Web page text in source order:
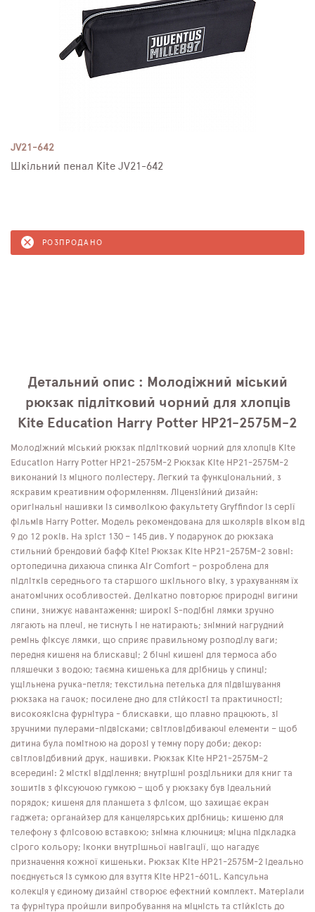
JV21-642
Шкільний пенал Kite JV21-642
РОЗПРОДАНО
Детальний опис : Молодіжний міський
рюкзак підлітковий чорний для хлопців
Kite Education Harry Potter HP21-2575M-2
Молодіжний міський рюкзак підлітковий чорний для хлопців Kite
Education Harry Potter HP21-2575M-2 Рюкзак Kite HP21-2575M-2
виконаний із міцного поліестеру. Легкий та функціональний, з
яскравим креативним оформленням. Ліцензійний дизайн:
оригінальні нашивки із символікою факультету Gryffindor із серії
фільмів Harry Potter. Модель рекомендована для школярів віком від
9 до 12 років. На зріст 130 – 145 див. У подарунок до рюкзака
стильний брендовий бафф Kite! Рюкзак Kite HP21-2575M-2 зовні:
ортопедична дихаюча спинка Air Comfort – розроблена для
підлітків середнього та старшого шкільного віку, з урахуванням їх
анатомічних особливостей. Делікатно повторює природні вигини
спини, знижує навантаження; широкі S-подібні лямки зручно
лягають на плечі, не тиснуть і не натирають; знімний нагрудний
ремінь фіксує лямки, що сприяє правильному розподілу ваги;
передня кишеня на блискавці; 2 бічні кишені для термоса або
пляшечки з водою; таємна кишенька для дрібниць у спинці;
ущільнена ручка-петля; текстильна петелька для підвішування
рюкзака на гачок; посилене дно для стійкості та практичності;
високоякісна фурнітура - блискавки, що плавно працюють, зі
зручними пулерами-підвісками; світловідбиваючі елементи – щоб
дитина була помітною на дорозі у темну пору доби; декор:
світловідбивний друк, нашивки. Рюкзак Kite HP21-2575M-2
всередині: 2 місткі відділення; внутрішні роздільники для книг та
зошитів з фіксуючою гумкою – щоб у рюкзаку був ідеальний
порядок; кишеня для планшета з флісом, що захищає екран
гаджета; органайзер для канцелярських дрібниць; кишеню для
телефону з флісовою вставкою; знімна ключниця; міцна підкладка
сірого кольору; іконки внутрішньої навігації, що нагадує
призначення кожної кишеньки. Рюкзак Kite HP21-2575M-2 ідеально
поєднується із сумкою для взуття Kite HP21-601L. Капсульна
колекція у єдиному дизайні створює ефектний комплект. Матеріали
та фурнітура пройшли випробування на міцність та стійкість до